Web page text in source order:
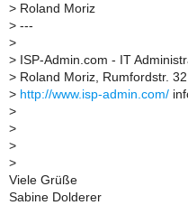
> Roland Moriz
> ---
>
> ISP-Admin.com - IT
> Roland Moriz, Rumfordstr.
> http://www.isp-admin.com/
>
>
>
>
Viele Grüße
Sabine Dolderer